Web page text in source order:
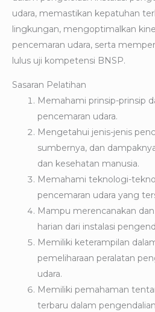
udara, memastikan kepatuhan
lingkungan, mengoptimalkan
pencemaran udara, serta
lulus uji kompetensi BNSP.
Sasaran Pelatihan
Memahami prinsip-prinsip
pencemaran udara.
Mengetahui jenis-jenis
sumbernya, dan
dan kesehatan manusia.
Memahami teknologi-
pencemaran udara yang
Mampu merencanakan
harian dari instalasi
Memiliki keterampilan
pemeliharaan peralatan
udara.
Memiliki pemahaman
terbaru dalam